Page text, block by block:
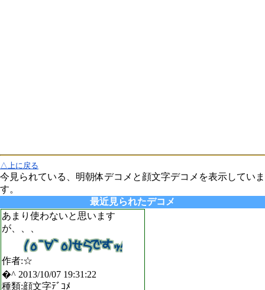
△上に戻る
今見られている、明朝体デコメと顔文字デコメを表示していま
す。
最近見られたデコメ
あまり使わないと思います
が、、、
作者:☆
�^ 2013/10/07 19:31:22
種類:顔文字ﾃﾞｺﾒ